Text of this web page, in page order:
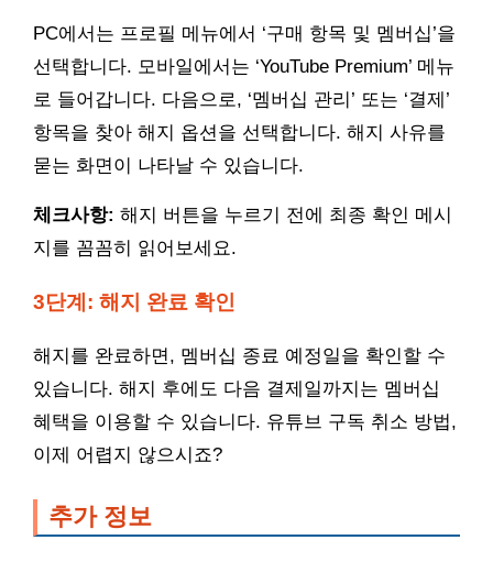
PC에서는 프로필 메뉴에서 ‘구매 항목 및 멤버십’을
선택합니다. 모바일에서는 ‘YouTube Premium’ 메뉴
로 들어갑니다. 다음으로, ‘멤버십 관리’ 또는 ‘결제’
항목을 찾아 해지 옵션을 선택합니다. 해지 사유를
묻는 화면이 나타날 수 있습니다.
체크사항: 해지 버튼을 누르기 전에 최종 확인 메시
지를 꼼꼼히 읽어보세요.
3단계: 해지 완료 확인
해지를 완료하면, 멤버십 종료 예정일을 확인할 수
있습니다. 해지 후에도 다음 결제일까지는 멤버십
혜택을 이용할 수 있습니다. 유튜브 구독 취소 방법,
이제 어렵지 않으시죠?
추가 정보